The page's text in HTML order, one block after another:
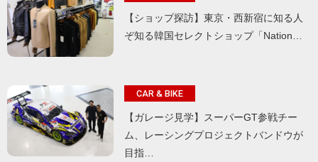
【ショップ探訪】東京・西新宿に知る人
ぞ知る韓国セレクトショップ「Nation…
CAR & BIKE
【ガレージ見学】スーパーGT参戦チー
ム、レーシングプロジェクトバンドウが
目指…